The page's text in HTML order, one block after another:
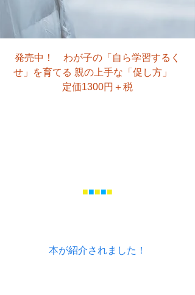
発売中！　わが子の「自ら学習するく
せ」を育てる 親の上手な「促し方」
定価1300円＋税
■■■■■
本が紹介されました！